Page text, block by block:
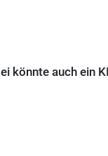
könnte auch ein